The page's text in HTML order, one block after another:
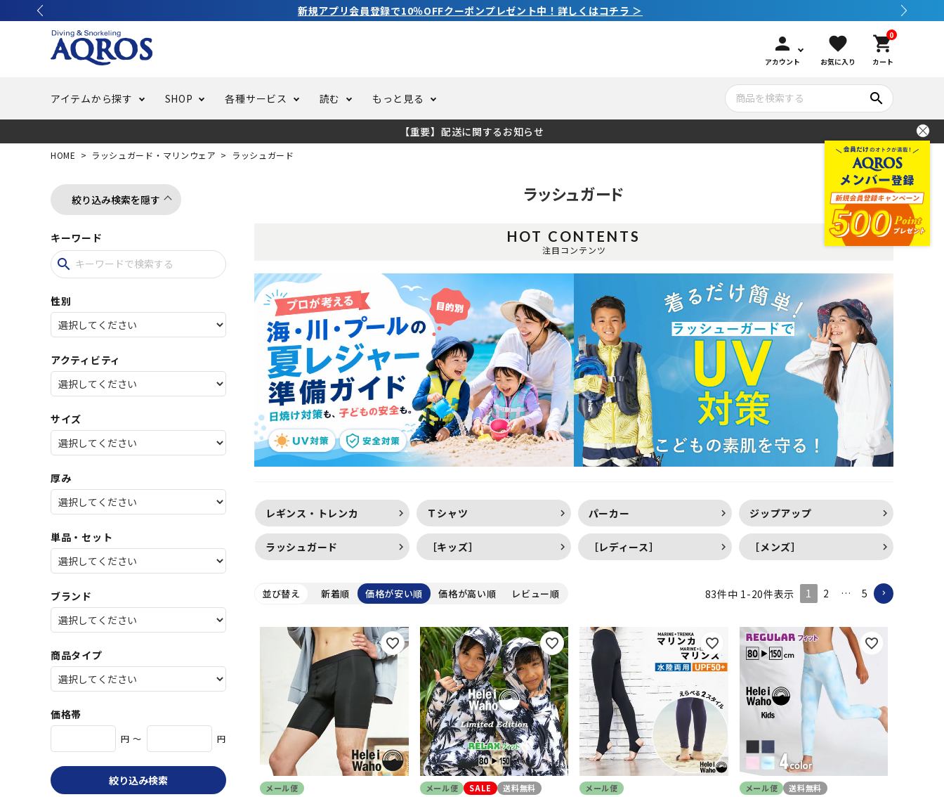
新規アプリ会員登録で10％OFFクーポンプレゼント中！詳しくはコチラ ＞
person
アカウント
favorite
お気に入り
0
shopping_cart
カート
アイテムから探す
ラッシュガード・水着・マリンウェア ウエットスーツ
フリースタイルダイビング 水中ライト・ビデオライト
バッグ・ケース アクセサリー メンテナンサービス・交換用パーツ
スイミング サーフ アウトドア
SALE 店舗限定商品
SHOP
池袋店／IKEBUKURO
各種サービス
バッテリー交換 オーバーホール
読む
ニュース 特集
でしか 今コレ愛用してます！
もっと見る
ご利用ガイド はじめての方へ
LINE ID連携でお買い物が便利に 海の遊びをもっと知る
求人
search
【重要】配送に関するお知らせ
HOME ラッシュガード・マリンウェア ラッシュガード
絞り込み検索を隠す
キーワード
search
性別
アクティビティ
サイズ
厚み
単品・セット
ブランド
商品タイプ
価格帯
円 ～ 円
絞り込み検索
ラッシュガード
HOT CONTENTS
注目コンテンツ
レギンス・トレンカ Ｔシャツ パーカー ジップアップ
ラッシュガード ［キッズ］ ［レディース］ ［メンズ］
並び替え 新着順 価格が安い順 価格が高い順 レビュー順 83件中 1 -20件表示 1 2 … 5
メール便 メール便 SALE 送料無料 メール便 メール便 送料無料